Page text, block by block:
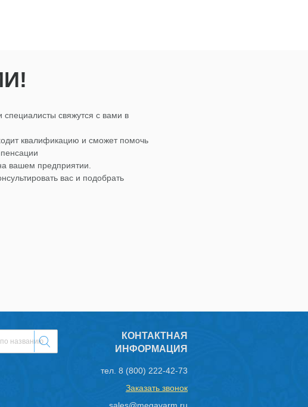
специалисты свяжутся с вами в
квалификацию и сможет помочь
вашем предприятии.
вас и подобрать
КОНТАКТНАЯ
ИНФОРМАЦИЯ
тел. 8 (800) 222-42-73
Заказать звонок